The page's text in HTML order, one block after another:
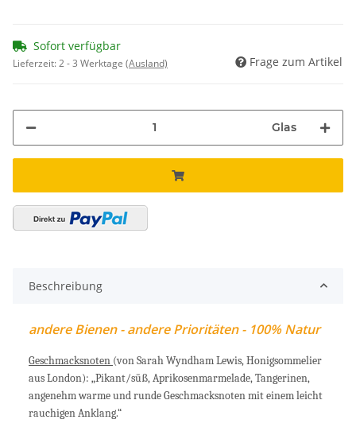
Sofort verfügbar
Lieferzeit:2 - 3 Werktage (Ausland) Frage zum Artikel
Glas
Beschreibung
andere Bienen - andere Prioritäten - 100% Natur
Geschmacksnoten (von Sarah Wyndham Lewis, Honigsommelier
aus London): „Pikant/süß, Aprikosenmarmelade, Tangerinen,
angenehm warme und runde Geschmacksnoten mit einem leicht
rauchigen Anklang.“